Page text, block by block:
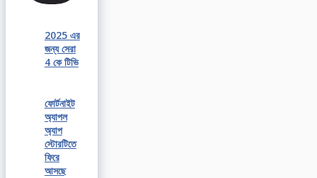
2025 এর
জন্য সেরা
4 কে টিভি
ফোর্টনাইট
অ্যাপল
অ্যাপ
স্টোরটিতে
ফিরে
আসছে